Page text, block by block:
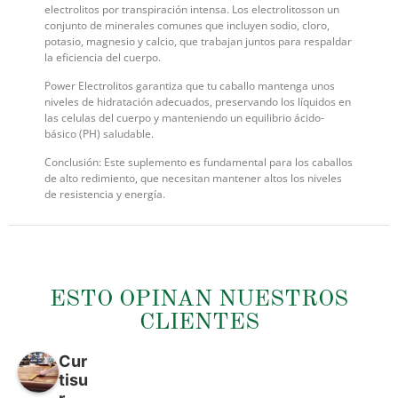
electrolitos por transpiración intensa. Los electrolitosson un
conjunto de minerales comunes que incluyen sodio, cloro,
potasio, magnesio y calcio, que trabajan juntos para respaldar
la eficiencia del cuerpo.
Power Electrolitos garantiza que tu caballo mantenga unos
niveles de hidratación adecuados, preservando los líquidos en
las celulas del cuerpo y manteniendo un equilibrio ácido-
básico (PH) saludable.
Conclusión: Este suplemento es fundamental para los caballos
de alto redimiento, que necesitan mantener altos los niveles
de resistencia y energía.
ESTO OPINAN NUESTROS
CLIENTES
Cur
tisu